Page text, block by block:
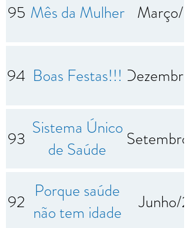
95 Mês da Mulher Março/
94 Boas Festas!!!
93 Sistema Único
de Saúde
92 Porque saúde
não tem idade
Junho/